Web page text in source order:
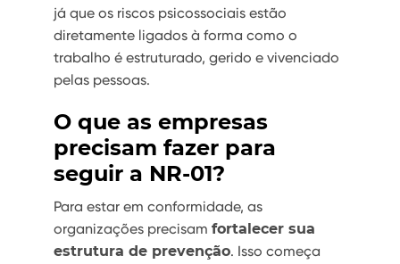
já que os riscos psicossociais estão
diretamente ligados à forma como o
trabalho é estruturado, gerido e vivenciado
pelas pessoas.
O que as empresas
precisam fazer para
seguir a NR-01?
Para estar em conformidade, as
organizações precisam fortalecer sua
estrutura de prevenção. Isso começa